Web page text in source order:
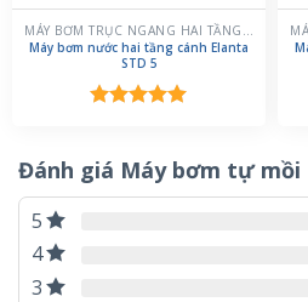
Máy bơm nước hai tầng cánh Elanta
STD 5
5 sao
Đánh giá Máy bơm tự mồi
5
4
3